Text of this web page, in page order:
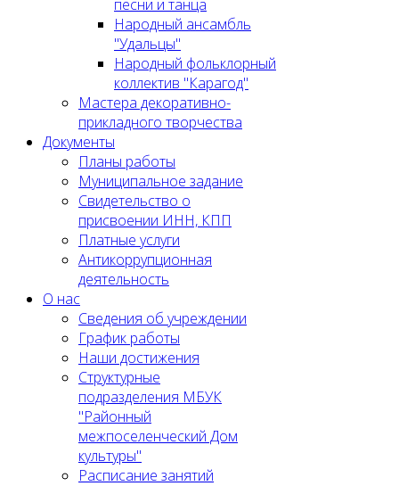
песни и танца
Народный ансамбль
"Удальцы"
Народный фольклорный
коллектив "Карагод"
Мастера декоративно-
прикладного творчества
Документы
Планы работы
Муниципальное задание
Cвидетельство о
присвоении ИНН, КПП
Платные услуги
Антикоррупционная
деятельность
О нас
Сведения об учреждении
График работы
Наши достижения
Структурные
подразделения МБУК
"Районный
межпоселенческий Дом
культуры"
Расписание занятий